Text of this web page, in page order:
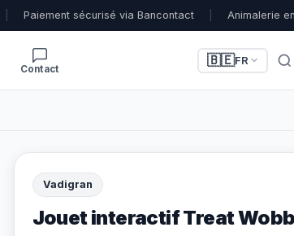
Paiement sécurisé via Bancontact Animalerie
Contact
🇧🇪FR
Vadigran
Jouet interactif Treat